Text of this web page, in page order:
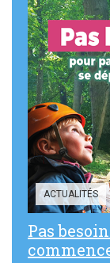
ACTUALITÉS
Pas